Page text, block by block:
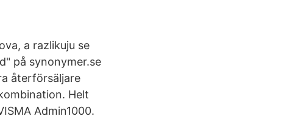
a razlikuju se
på synonymer.se
återförsäljare
Helt
Admin1000.